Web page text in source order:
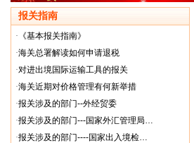
报关指南
· 《基本报关指南》
·海关总署解读如何申请退税
·对进出境国际运输工具的报关
·海关近期对价格管理有何新举措
·报关涉及的部门--外经贸委
·报关涉及的部门---国家外汇管理局…
·报关涉及的部门----国家出入境检…